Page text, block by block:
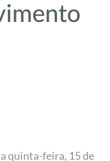
quinta-feira, 15 de